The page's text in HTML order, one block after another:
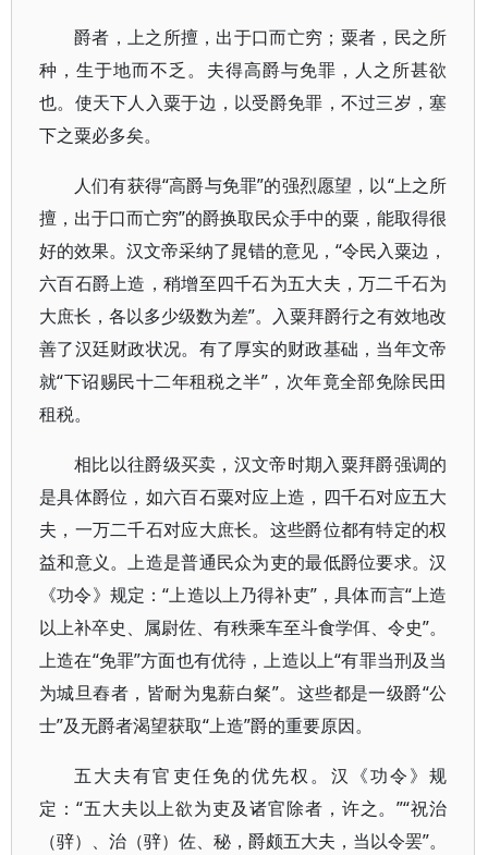
爵者，上之所擅，出于口而亡穷；粟者，民之所
种，生于地而不乏。夫得高爵与免罪，人之所甚欲
也。使天下人入粟于边，以受爵免罪，不过三岁，塞
下之粟必多矣。
人们有获得“高爵与免罪”的强烈愿望，以“上之所
擅，出于口而亡穷”的爵换取民众手中的粟，能取得很
好的效果。汉文帝采纳了晁错的意见，“令民入粟边，
六百石爵上造，稍增至四千石为五大夫，万二千石为
大庶长，各以多少级数为差”。入粟拜爵行之有效地改
善了汉廷财政状况。有了厚实的财政基础，当年文帝
就“下诏赐民十二年租税之半”，次年竟全部免除民田
租税。
相比以往爵级买卖，汉文帝时期入粟拜爵强调的
是具体爵位，如六百石粟对应上造，四千石对应五大
夫，一万二千石对应大庶长。这些爵位都有特定的权
益和意义。上造是普通民众为吏的最低爵位要求。汉
《功令》规定：“上造以上乃得补吏”，具体而言“上造
以上补卒史、属尉佐、有秩乘车至斗食学佴、令史”。
上造在“免罪”方面也有优待，上造以上“有罪当刑及当
为城旦舂者，皆耐为鬼薪白粲”。这些都是一级爵“公
士”及无爵者渴望获取“上造”爵的重要原因。
五大夫有官吏任免的优先权。汉《功令》规
定：“五大夫以上欲为吏及诸官除者，许之。”“祝治
（骍）、治（骍）佐、秘，爵颇五大夫，当以令罢”。